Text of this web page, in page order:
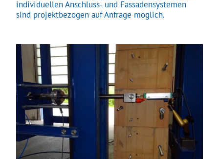
individuellen Anschluss- und Fassadensystemen
sind projektbezogen auf Anfrage möglich.